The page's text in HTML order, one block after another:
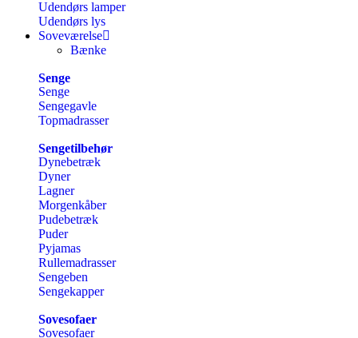
Udendørs lamper
Udendørs lys
Soveværelse
Bænke
Senge
Senge
Sengegavle
Topmadrasser
Sengetilbehør
Dynebetræk
Dyner
Lagner
Morgenkåber
Pudebetræk
Puder
Pyjamas
Rullemadrasser
Sengeben
Sengekapper
Sovesofaer
Sovesofaer